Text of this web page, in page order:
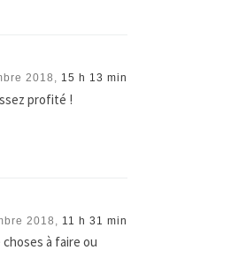
2018, 15 h 13 min
profité !
2018, 11 h 31 min
à faire ou